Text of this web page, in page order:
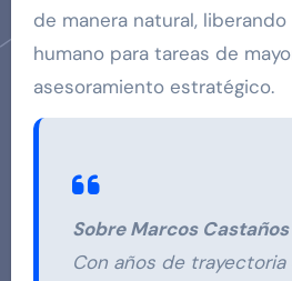
de manera natural,
humano para tareas de
asesoramiento estratégico.
Sobre Marcos
Con años de